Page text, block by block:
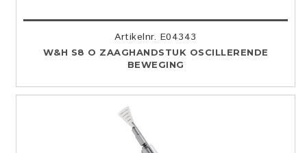
Artikelnr. E04343
W&H S8 O ZAAGHANDSTUK OSCILLERENDE
BEWEGING